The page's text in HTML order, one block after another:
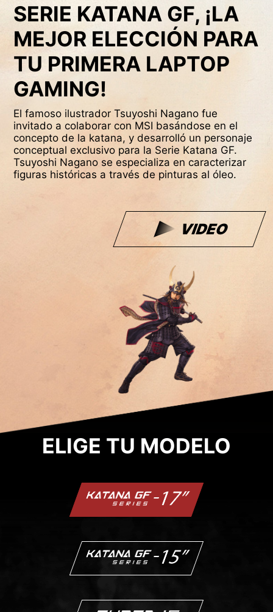
SERIE KATANA GF, ¡LA
MEJOR ELECCIÓN PARA
TU PRIMERA LAPTOP
GAMING!
El famoso ilustrador Tsuyoshi Nagano fue
invitado a colaborar con MSI basándose en el
concepto de la katana, y desarrolló un personaje
conceptual exclusivo para la Serie Katana GF.
Tsuyoshi Nagano se especializa en caracterizar
figuras históricas a través de pinturas al óleo.
VIDEO
ELIGE TU MODELO